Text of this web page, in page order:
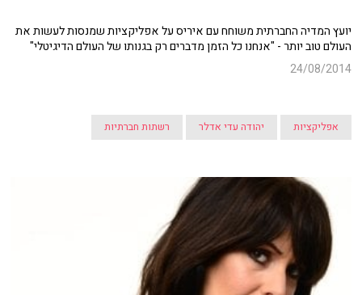
יועץ המדיה החברתית משוחח עם איריס על אפליקציות שמנסות לעשות את
העולם טוב יותר - "אנחנו כל הזמן מדברים רק בגנותו של העולם הדיגיטלי"
24/08/2014
אפליקציות יהודה עדי אדלר רשתות חברתיות